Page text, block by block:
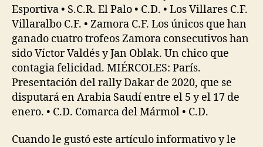
Esportiva • S.C.R. El Palo • C.D. • Los Villares C.F.
Villaralbo C.F. • Zamora C.F. Los únicos que han
ganado cuatro trofeos Zamora consecutivos han
sido Víctor Valdés y Jan Oblak. Un chico que
contagia felicidad. MIÉRCOLES: París.
Presentación del rally Dakar de 2020, que se
disputará en Arabia Saudí entre el 5 y el 17 de
enero. • C.D. Comarca del Mármol • C.D.
Cuando le gustó este artículo informativo y le